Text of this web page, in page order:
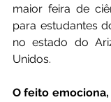
maior feira de
para estudantes
no estado do
Unidos.
O feito emociona,